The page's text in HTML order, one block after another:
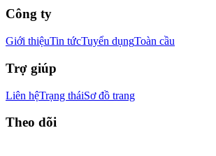
Công ty
Giới thiệuTin tứcTuyển dụngToàn cầu
Trợ giúp
Liên hệTrạng tháiSơ đồ trang
Theo dõi